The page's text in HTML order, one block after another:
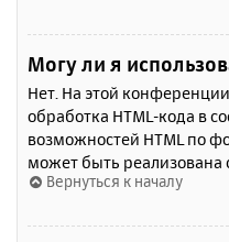
Могу ли я
Нет. На этой
обработка HTML-кода в
возможностей HTML по
может быть реализована
Вернуться к началу